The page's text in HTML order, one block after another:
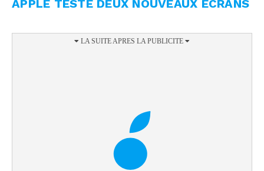
APPLE TESTE DEUX NOUVEAUX ÉCRANS